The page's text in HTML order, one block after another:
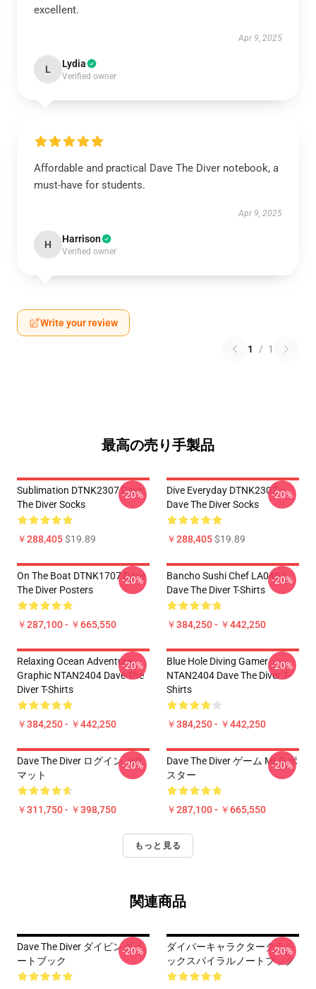
excellent.
Apr 9, 2025
L Lydia
Verified owner
Affordable and practical Dave The Diver notebook, a
must-have for students.
Apr 9, 2025
H Harrison
Verified owner
Write your review
1 / 1
最高の売り手製品
Sublimation DTNK2307 Dave
The Diver Socks
￥288,405$19.89
-20%
Dive Everyday DTNK2307
Dave The Diver Socks
￥288,405$19.89
-20%
On The Boat DTNK1707 Dave
The Diver Posters
￥287,100 - ￥665,550
-20%
Bancho Sushi Chef LA0407
Dave The Diver T-Shirts
￥384,250 - ￥442,250
-20%
Relaxing Ocean Adventure
Graphic NTAN2404 Dave The
Diver T-Shirts
￥384,250 - ￥442,250
-20%
Blue Hole Diving Gamer
NTAN2404 Dave The Diver T-
Shirts
￥384,250 - ￥442,250
-20%
Dave The Diver ログイン バス
マット
￥311,750 - ￥398,750
-20%
Dave The Diver ゲーム MLG ポ
スター
￥287,100 - ￥665,550
-20%
もっと見る
関連商品
Dave The Diver ダイビングノ
ートブック
-20%
ダイバーキャラクタークラシ
ックスパイラルノートブック
-20%